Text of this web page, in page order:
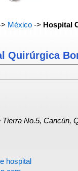
México -> Hospital
Quirúrgica
No.5, Cancún,
hospital